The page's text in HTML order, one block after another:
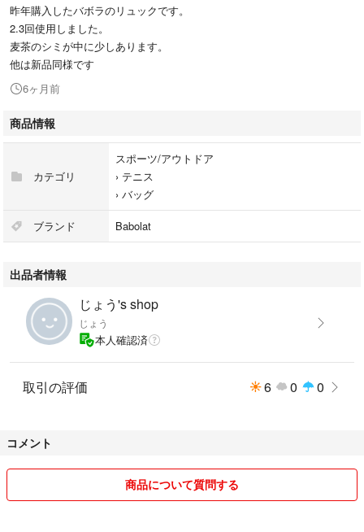
昨年購入したバボラのリュックです。
2.3回使用しました。
麦茶のシミが中に少しあります。
他は新品同様です
6ヶ月前
商品情報
カテゴリ
スポーツ/アウトドア
› テニス
› バッグ
ブランド Babolat
出品者情報
じょう's shop
じょう
本人確認済
取引の評価 6 0 0
コメント
商品について質問する